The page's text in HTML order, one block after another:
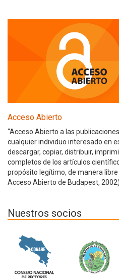
Acceso Abierto
“Acceso Abierto a las
cualquier individuo interesado en
descargar, copiar, distribuir,
completos de los artículos
propósito legítimo, de manera libre
Acceso Abierto de Budapest, 2002)
Nuestros socios